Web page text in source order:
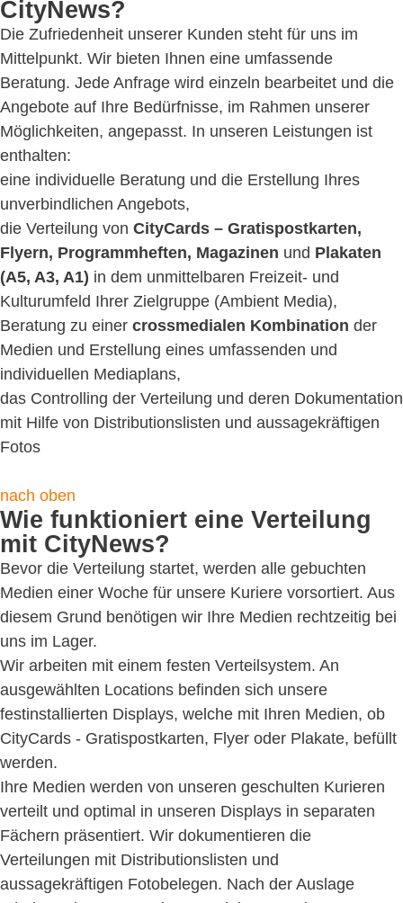
CityNews?
Die Zufriedenheit unserer Kunden steht für uns im
Mittelpunkt. Wir bieten Ihnen eine umfassende
Beratung. Jede Anfrage wird einzeln bearbeitet und die
Angebote auf Ihre Bedürfnisse, im Rahmen unserer
Möglichkeiten, angepasst. In unseren Leistungen ist
enthalten:
eine individuelle Beratung und die Erstellung Ihres
unverbindlichen Angebots,
die Verteilung von CityCards – Gratispostkarten,
Flyern, Programmheften, Magazinen und Plakaten
(A5, A3, A1) in dem unmittelbaren Freizeit- und
Kulturumfeld Ihrer Zielgruppe (Ambient Media),
Beratung zu einer crossmedialen Kombination der
Medien und Erstellung eines umfassenden und
individuellen Mediaplans,
das Controlling der Verteilung und deren Dokumentation
mit Hilfe von Distributionslisten und aussagekräftigen
Fotos
nach oben
Wie funktioniert eine Verteilung
mit CityNews?
Bevor die Verteilung startet, werden alle gebuchten
Medien einer Woche für unsere Kuriere vorsortiert. Aus
diesem Grund benötigen wir Ihre Medien rechtzeitig bei
uns im Lager.
Wir arbeiten mit einem festen Verteilsystem. An
ausgewählten Locations befinden sich unsere
festinstallierten Displays, welche mit Ihren Medien, ob
CityCards - Gratispostkarten, Flyer oder Plakate, befüllt
werden.
Ihre Medien werden von unseren geschulten Kurieren
verteilt und optimal in unseren Displays in separaten
Fächern präsentiert. Wir dokumentieren die
Verteilungen mit Distributionslisten und
aussagekräftigen Fotobelegen. Nach der Auslage